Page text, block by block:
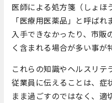
医師による処方箋（しょほ
「医療用医薬品」と呼ば
入手できなかったり、市販
く含まれる場合が多い事が
これらの知識やヘルスリテ
従業員に伝えることは、症
まま過ごすのではなく、適